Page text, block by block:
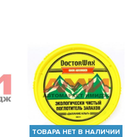
БЫСТРЫЙ ПРОСМОТР
ТОВАРА НЕТ В НАЛИЧИИ